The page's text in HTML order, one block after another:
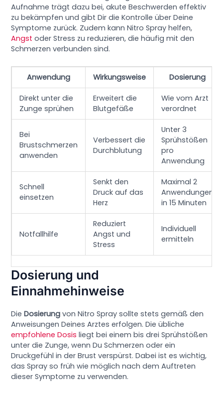
Aufnahme trägt dazu bei, akute Beschwerden effektiv
zu bekämpfen und gibt Dir die Kontrolle über Deine
Symptome zurück. Zudem kann Nitro Spray helfen,
Angst oder Stress zu reduzieren, die häufig mit den
Schmerzen verbunden sind.
Anwendung Wirkungsweise Dosierung
Direkt unter die
Zunge sprühen
Erweitert die
Blutgefäße
Wie vom Arzt
verordnet
Bei
Brustschmerzen
anwenden
Verbessert die
Durchblutung
Unter 3
Sprühstößen
pro
Anwendung
Schnell
einsetzen
Senkt den
Druck auf das
Herz
Maximal 2
Anwendungen
in 15 Minuten
Notfallhilfe
Reduziert
Angst und
Stress
Individuell
ermitteln
Dosierung und
Einnahmehinweise
DieDosierung von Nitro Spray sollte stets gemäß den
Anweisungen Deines Arztes erfolgen. Die übliche
empfohlene Dosis liegt bei einem bis drei Sprühstößen
unter die Zunge, wenn Du Schmerzen oder ein
Druckgefühl in der Brust verspürst. Dabei ist es wichtig,
das Spray so früh wie möglich nach dem Auftreten
dieser Symptome zu verwenden.